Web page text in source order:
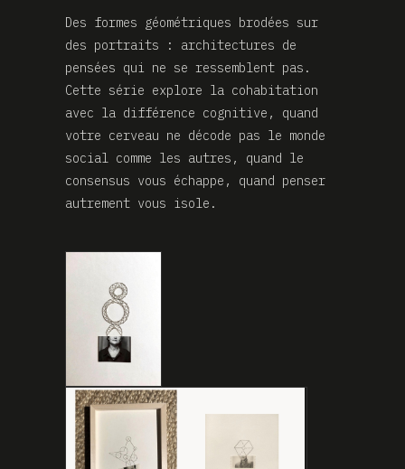
Des formes géométriques brodées sur
des portraits : architectures de
pensées qui ne se ressemblent pas.
Cette série explore la cohabitation
avec la différence cognitive, quand
votre cerveau ne décode pas le monde
social comme les autres, quand le
consensus vous échappe, quand penser
autrement vous isole.